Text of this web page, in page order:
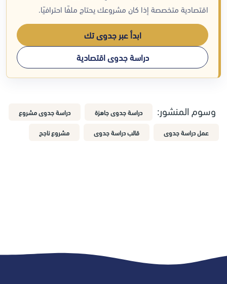
اقتصادية متخصصة إذا كان مشروعك يحتاج ملفًا احترافيًا.
ابدأ عبر جدوى تك
دراسة جدوى اقتصادية
وسوم المنشور: دراسة جدوى جاهزة
دراسة جدوى مشروع
عمل دراسة جدوى
قالب دراسة جدوى مشروع ناجح